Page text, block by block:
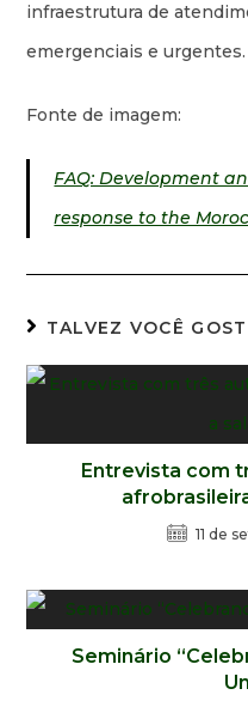
infraestrutura de
emergenciais e urgentes.
Fonte de imagem:
FAQ: Development
response to the
TALVEZ VOCÊ
Entrevista com
11 de
Seminário